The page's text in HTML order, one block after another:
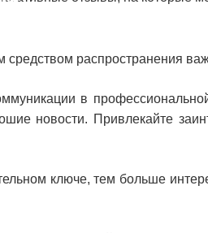
распространения
в
новости. Привлекайте
ключе, тем больше